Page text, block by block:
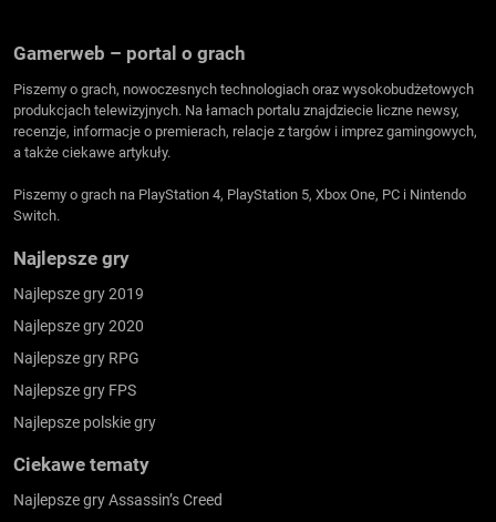
Gamerweb – portal o grach
Piszemy o grach, nowoczesnych technologiach oraz wysokobudżetowych
produkcjach telewizyjnych. Na łamach portalu znajdziecie liczne newsy,
recenzje, informacje o premierach, relacje z targów i imprez gamingowych,
a także ciekawe artykuły.
Piszemy o grach na PlayStation 4, PlayStation 5, Xbox One, PC i Nintendo
Switch.
Najlepsze gry
Najlepsze gry 2019
Najlepsze gry 2020
Najlepsze gry RPG
Najlepsze gry FPS
Najlepsze polskie gry
Ciekawe tematy
Najlepsze gry Assassin’s Creed